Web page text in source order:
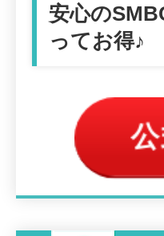
安心の
ってお得♪